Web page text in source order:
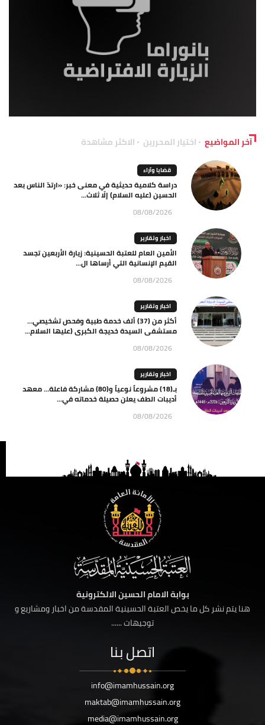
آخر المواضيع اختيار المحررين الاكثر مشاهدة
قضايا وآراء
دراسة كلامية حديثية في معنى خبر: «ارتدّ الناس بعد
الحسين (عليه السلام) إلّا ثلاث...
08/08/2026
اخبار وتقارير
الأمين العام للعتبة الحسينية: زيارة الأربعين تجسد
القيم الإنسانية التي أرساها ال...
08/08/2026
اخبار وتقارير
أكثر من (37) ألف خدمة طبية وفحص تشخيصي…
مستشفى السيدة خديجة الكبرى (عليها السلام...
08/08/2026
اخبار وتقارير
بـ(18) مشروعاً نوعياً و(80) مشاركة فاعلة… معهد
أديبات الطف يعلن حصيلة خدماته في...
08/08/2026
بوابة الامام الحسين الالكترونية
هنا يتم نشر كل ما يخص العتبة الحسينية المقدسة من اخبار ومشاريع و
توجيهات ......
اتصل بنا
info@imamhussain.org
maktab@imamhussain.org
media@imamhussain.org